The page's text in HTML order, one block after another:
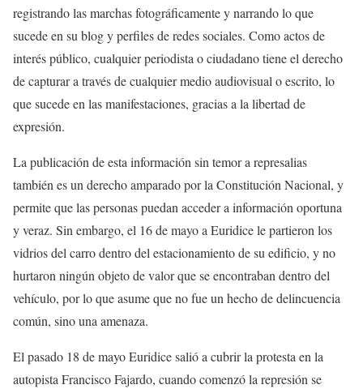
registrando las marchas fotográficamente y narrando lo que
sucede en su blog y perfiles de redes sociales. Como actos de
interés público, cualquier periodista o ciudadano tiene el derecho
de capturar a través de cualquier medio audiovisual o escrito, lo
que sucede en las manifestaciones, gracias a la libertad de
expresión.
La publicación de esta información sin temor a represalias
también es un derecho amparado por la Constitución Nacional, y
permite que las personas puedan acceder a información oportuna
y veraz. Sin embargo, el 16 de mayo a Euridice le partieron los
vidrios del carro dentro del estacionamiento de su edificio, y no
hurtaron ningún objeto de valor que se encontraban dentro del
vehículo, por lo que asume que no fue un hecho de delincuencia
común, sino una amenaza.
El pasado 18 de mayo Euridice salió a cubrir la protesta en la
autopista Francisco Fajardo, cuando comenzó la represión se